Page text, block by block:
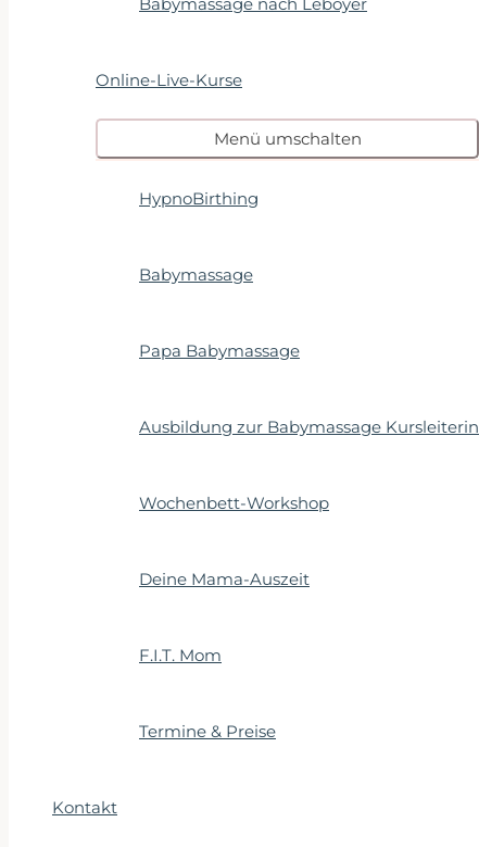
Online-Live-Kurse
Menü umschalten
HypnoBirthing
Babymassage
Papa Babymassage
Ausbildung zur Babymassage Kursleiterin
Wochenbett-Workshop
Deine Mama-Auszeit
F.I.T. Mom
Termine & Preise
Kontakt